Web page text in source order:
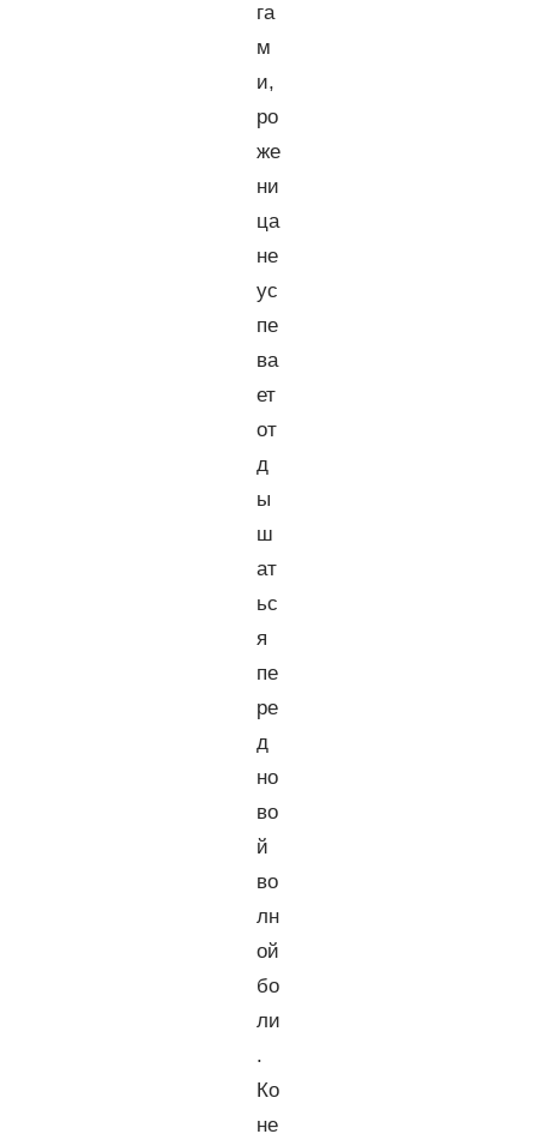
га
м
и,
ро
же
ни
ца
не
ус
пе
ва
ет
от
д
ы
ш
ат
ьс
я
пе
ре
д
но
во
й
во
лн
ой
бо
ли
.
Ко
не